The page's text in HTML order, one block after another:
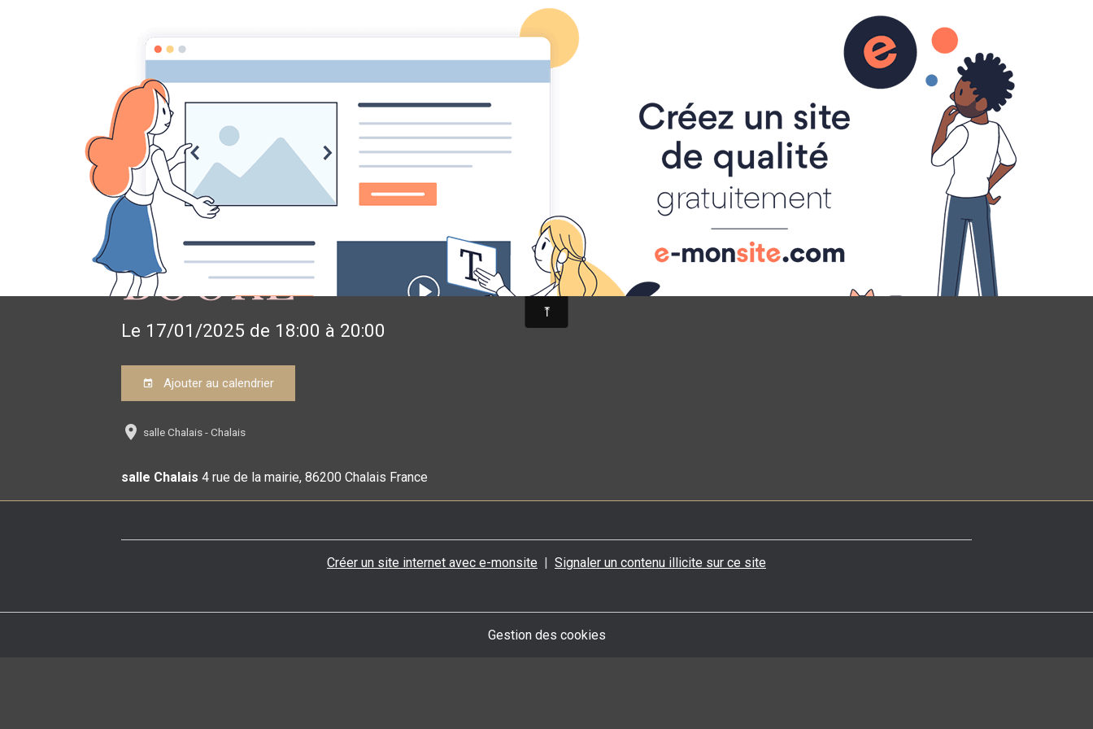
ACCUEIL CONTACT AGENDA
Les fondus de la photo
ALBUM PHOTOS
Accueil Agenda Flouter l'arrière plan et booké
FLOUTER L'ARRIÈRE PLAN ET
BOOKÉ
Le 17/01/2025 de 18:00 à 20:00
Ajouter au calendrier
salle Chalais - Chalais
salle Chalais 4 rue de la mairie, 86200 Chalais France
Créer un site internet avec e-monsite Signaler un contenu illicite sur ce site
Gestion des cookies